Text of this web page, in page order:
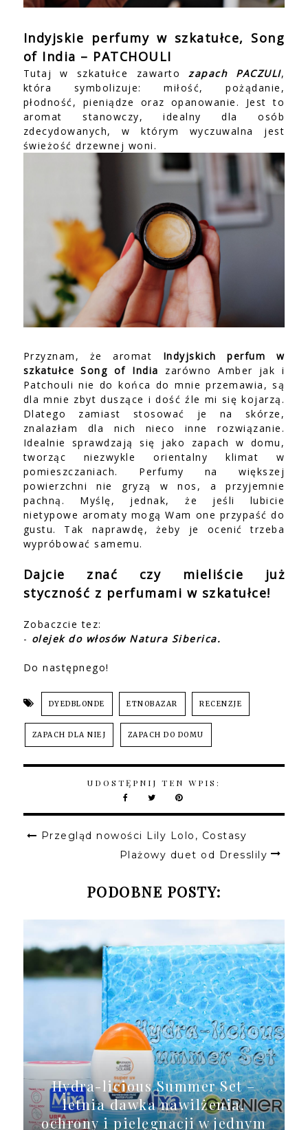
Indyjskie perfumy w szkatułce, Song
of India – PATCHOULI
Tutaj w szkatułce zawarto zapach PACZULI,
która symbolizuje: miłość, pożądanie,
płodność, pieniądze oraz opanowanie. Jest to
aromat stanowczy, idealny dla osób
zdecydowanych, w którym wyczuwalna jest
świeżość drzewnej woni.
Przyznam, że aromat Indyjskich perfum w
szkatułce Song of India zarówno Amber jak i
Patchouli nie do końca do mnie przemawia, są
dla mnie zbyt duszące i dość źle mi się kojarzą.
Dlatego zamiast stosować je na skórze,
znalazłam dla nich nieco inne rozwiązanie.
Idealnie sprawdzają się jako zapach w domu,
tworząc niezwykle orientalny klimat w
pomieszczaniach. Perfumy na większej
powierzchni nie gryzą w nos, a przyjemnie
pachną. Myślę, jednak, że jeśli lubicie
nietypowe aromaty mogą Wam one przypaść do
gustu. Tak naprawdę, żeby je ocenić trzeba
wypróbować samemu.
Dajcie znać czy mieliście już
styczność z perfumami w szkatułce!
Zobaczcie tez:
- olejek do włosów Natura Siberica.
Do następnego!
DYEDBLONDE ETNOBAZAR RECENZJE
ZAPACH DLA NIEJ ZAPACH DO DOMU
UDOSTĘPNIJ TEN WPIS:
Przegląd nowości Lily Lolo, Costasy
Plażowy duet od Dresslily
PODOBNE POSTY:
Hydra-licious Summer Set –
letnia dawka nawilżenia,
ochrony i pielęgnacji w jednym